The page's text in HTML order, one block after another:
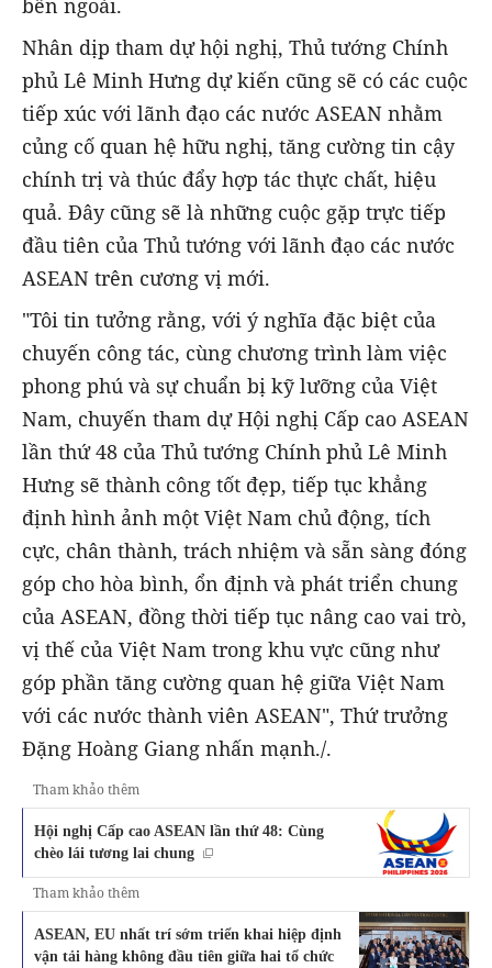
bên ngoài.
Nhân dịp tham dự hội nghị, Thủ tướng Chính
phủ Lê Minh Hưng dự kiến cũng sẽ có các cuộc
tiếp xúc với lãnh đạo các nước ASEAN nhằm
củng cố quan hệ hữu nghị, tăng cường tin cậy
chính trị và thúc đẩy hợp tác thực chất, hiệu
quả. Đây cũng sẽ là những cuộc gặp trực tiếp
đầu tiên của Thủ tướng với lãnh đạo các nước
ASEAN trên cương vị mới.
"Tôi tin tưởng rằng, với ý nghĩa đặc biệt của
chuyến công tác, cùng chương trình làm việc
phong phú và sự chuẩn bị kỹ lưỡng của Việt
Nam, chuyến tham dự Hội nghị Cấp cao ASEAN
lần thứ 48 của Thủ tướng Chính phủ Lê Minh
Hưng sẽ thành công tốt đẹp, tiếp tục khẳng
định hình ảnh một Việt Nam chủ động, tích
cực, chân thành, trách nhiệm và sẵn sàng đóng
góp cho hòa bình, ổn định và phát triển chung
của ASEAN, đồng thời tiếp tục nâng cao vai trò,
vị thế của Việt Nam trong khu vực cũng như
góp phần tăng cường quan hệ giữa Việt Nam
với các nước thành viên ASEAN", Thứ trưởng
Đặng Hoàng Giang nhấn mạnh./.
Tham khảo thêm
Hội nghị Cấp cao ASEAN lần thứ 48: Cùng
chèo lái tương lai chung
Tham khảo thêm
ASEAN, EU nhất trí sớm triển khai hiệp định
vận tải hàng không đầu tiên giữa hai tổ chức